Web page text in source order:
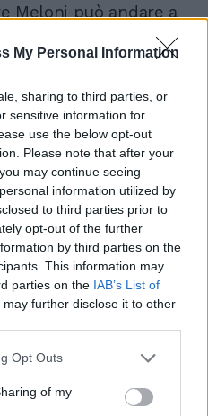
My Personal Information
sharing to third parties, or
sensitive information for
use the below opt-out
Please note that after your
may continue seeing
information utilized by
to third parties prior to
opt-out of the further
by third parties on the
This information may
parties on the IAB’s List of
may further disclose it to other
Opt Outs
of my
Meloni può andare a
non ci sarà
visto 12 anni fa:
disarcionare
a fiaccarlo, a
vita complicata, a
di giugno,
di difficoltà. E
ad arrivare, per via
(nazionale e
si aggiunge il
dalla
predisposta da
di un trappolone, di
crescita) e
bruxellesi alla
opaca. Il gioco